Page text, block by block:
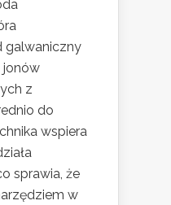
galwaniczny
jonów
z
do
wspiera
sprawia, że
w